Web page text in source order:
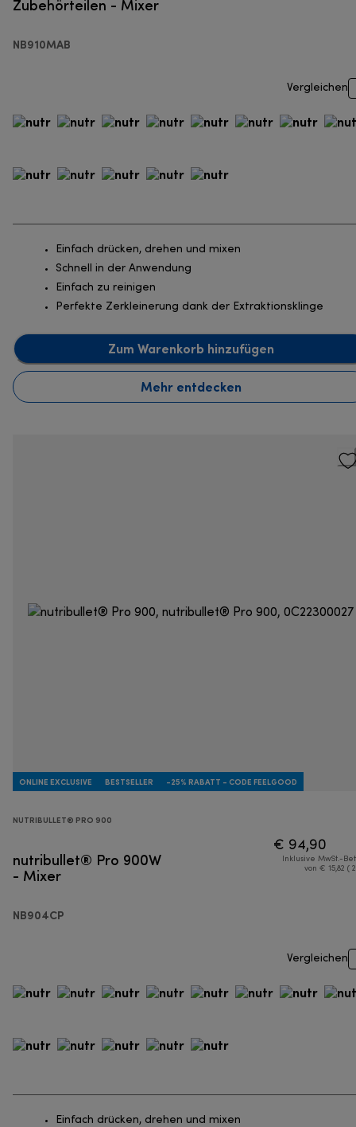
Zubehörteilen - Mixer
NB910MAB
Vergleichen
Einfach drücken, drehen und mixen
Schnell in der Anwendung
Einfach zu reinigen
Perfekte Zerkleinerung dank der Extraktionsklinge
Zum Warenkorb hinzufügen
Mehr entdecken
ONLINE EXCLUSIVE BESTSELLER -25% RABATT - CODE FEELGOOD
NUTRIBULLET® PRO 900
nutribullet® Pro 900W
- Mixer
NB904CP
€ 94,90
Inklusive MwSt.-
von € 15,82 (
Vergleichen
Einfach drücken, drehen und mixen